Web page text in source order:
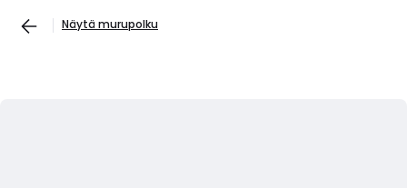
Näytä murupolku